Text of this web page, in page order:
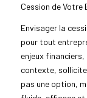
Cession de Votre
Envisager la
pour tout
enjeux
contexte,
pas une option,